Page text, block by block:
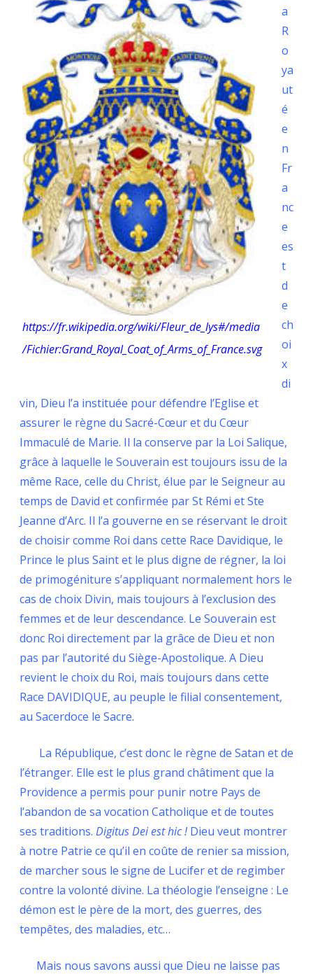
https://fr.wikipedia.org/wiki/Fleur_de_lys#/media
/Fichier:Grand_Royal_Coat_of_Arms_of_France.svg
a
R
o
ya
ut
é
e
n
Fr
a
nc
e
es
t
d
e
ch
oi
x
di
vin, Dieu l’a instituée pour défendre l’Eglise et
assurer le règne du Sacré-Cœur et du Cœur
Immaculé de Marie. Il la conserve par la Loi Salique,
grâce à laquelle le Souverain est toujours issu de la
même Race, celle du Christ, élue par le Seigneur au
temps de David et confirmée par St Rémi et Ste
Jeanne d’Arc. Il l’a gouverne en se réservant le droit
de choisir comme Roi dans cette Race Davidique, le
Prince le plus Saint et le plus digne de régner, la loi
de primogéniture s’appliquant normalement hors le
cas de choix Divin, mais toujours à l’exclusion des
femmes et de leur descendance. Le Souverain est
donc Roi directement par la grâce de Dieu et non
pas par l’autorité du Siège-Apostolique. A Dieu
revient le choix du Roi, mais toujours dans cette
Race DAVIDIQUE, au peuple le filial consentement,
au Sacerdoce le Sacre.
La République, c’est donc le règne de Satan et de
l’étranger. Elle est le plus grand châtiment que la
Providence a permis pour punir notre Pays de
l’abandon de sa vocation Catholique et de toutes
ses traditions. Digitus Dei est hic !Dieu veut montrer
à notre Patrie ce qu’il en coûte de renier sa mission,
de marcher sous le signe de Lucifer et de regimber
contre la volonté divine. La théologie l’enseigne : Le
démon est le père de la mort, des guerres, des
tempêtes, des maladies, etc…
Mais nous savons aussi que Dieu ne laisse pas